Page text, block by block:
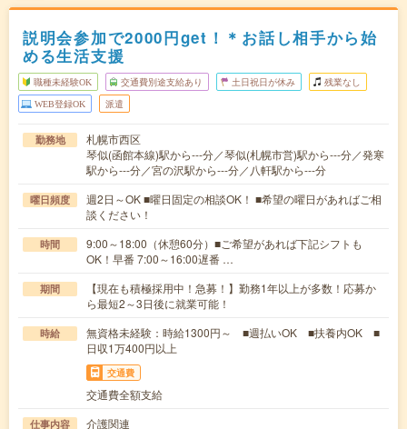
説明会参加で2000円get！＊お話し相手から始
める生活支援
職種未経験OK 交通費別途支給あり 土日祝日が休み 残業なし
WEB登録OK 派遣
勤務地
札幌市西区
琴似(函館本線)駅から---分／琴似(札幌市営)駅から---分／発寒
駅から---分／宮の沢駅から---分／八軒駅から---分
曜日頻度
週2日～OK ■曜日固定の相談OK！ ■希望の曜日があればご相
談ください！
時間
9:00～18:00（休憩60分）■ご希望があれば下記シフトも
OK！早番 7:00～16:00遅番 …
期間
【現在も積極採用中！急募！】勤務1年以上が多数！応募か
ら最短2～3日後に就業可能！
時給
無資格未経験：時給1300円～ ■週払いOK ■扶養内OK ■
日収1万400円以上
交通費
交通費全額支給
仕事内容 介護関連